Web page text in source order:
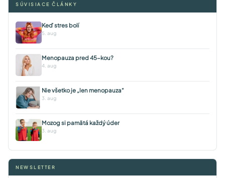
SÚVISIACE ČLÁNKY
Keď stres bolí
5. aug
Menopauza pred 45-kou?
4. aug
Nie všetko je „len menopauza“
3. aug
Mozog si pamätá každý úder
3. aug
NEWSLETTER